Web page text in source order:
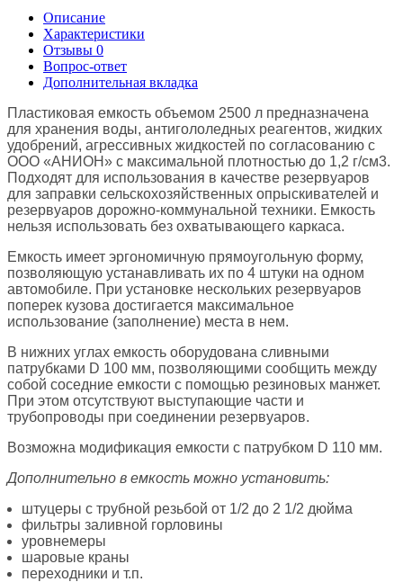
Описание
Характеристики
Отзывы 0
Вопрос-ответ
Дополнительная вкладка
Пластиковая емкость объемом 2500 л предназначена
для хранения воды, антигололедных реагентов, жидких
удобрений, агрессивных жидкостей по согласованию с
ООО «АНИОН» с максимальной плотностью до 1,2 г/см3.
Подходят для использования в качестве резервуаров
для заправки сельскохозяйственных опрыскивателей и
резервуаров дорожно-коммунальной техники. Емкость
нельзя использовать без охватывающего каркаса.
Емкость имеет эргономичную прямоугольную форму,
позволяющую устанавливать их по 4 штуки на одном
автомобиле. При установке нескольких резервуаров
поперек кузова достигается максимальное
использование (заполнение) места в нем.
В нижних углах емкость оборудована сливными
патрубками D 100 мм, позволяющими сообщить между
собой соседние емкости с помощью резиновых манжет.
При этом отсутствуют выступающие части и
трубопроводы при соединении резервуаров.
Возможна модификация емкости с патрубком D 110 мм.
Дополнительно в емкость можно установить:
штуцеры с трубной резьбой от 1/2 до 2 1/2 дюйма
фильтры заливной горловины
уровнемеры
шаровые краны
переходники и т.п.